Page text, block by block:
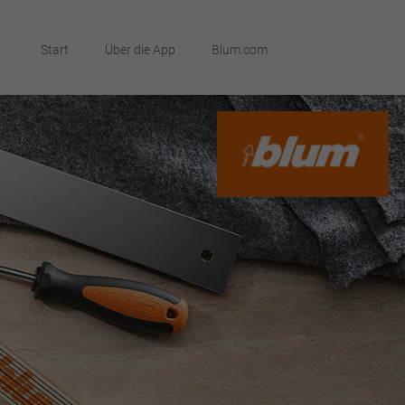
Start Über die App Blum.com